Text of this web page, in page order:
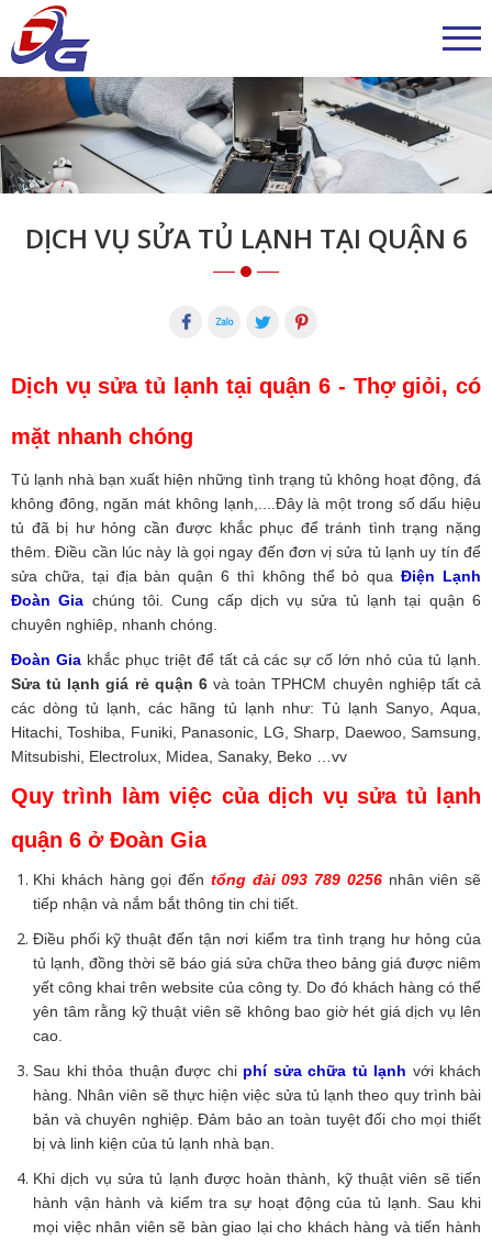
DỊCH VỤ SỬA TỦ LẠNH TẠI QUẬN 6
Dịch vụ sửa tủ lạnh tại quận 6 - Thợ giỏi, có
mặt nhanh chóng
Tủ lạnh nhà bạn xuất hiện những tình trạng tủ không hoạt động, đá
không đông, ngăn mát không lạnh,....Đây là một trong số dấu hiệu
tủ đã bị hư hỏng cần được khắc phục để tránh tình trạng nặng
thêm. Điều cần lúc này là gọi ngay đến đơn vị sửa tủ lạnh uy tín để
sửa chữa, tại địa bàn quận 6 thì không thể bỏ quaĐiện Lạnh
Đoàn Gia chúng tôi. Cung cấp dịch vụ sửa tủ lạnh tại quận 6
chuyên nghiêp, nhanh chóng.
Đoàn Gia khắc phục triệt để tất cả các sự cố lớn nhỏ của tủ lạnh.
Sửa tủ lạnh giá rẻ quận 6và toàn TPHCM chuyên nghiệp tất cả
các dòng tủ lạnh, các hãng tủ lạnh như: Tủ lạnh Sanyo, Aqua,
Hitachi, Toshiba, Funiki, Panasonic, LG, Sharp, Daewoo, Samsung,
Mitsubishi, Electrolux, Midea, Sanaky, Beko …vv
Quy trình làm việc của dịch vụ sửa tủ lạnh
quận 6 ở Đoàn Gia
Khi khách hàng gọi đến tổng đài 093 789 0256nhân viên sẽ
tiếp nhận và nắm bắt thông tin chi tiết.
Điều phối kỹ thuật đến tận nơi kiểm tra tình trạng hư hỏng của
tủ lạnh, đồng thời sẽ báo giá sửa chữa theo bảng giá được niêm
yết công khai trên website của công ty. Do đó khách hàng có thể
yên tâm rằng kỹ thuật viên sẽ không bao giờ hét giá dịch vụ lên
cao.
Sau khi thỏa thuận được chi phí sửa chữa tủ lạnh với khách
hàng. Nhân viên sẽ thực hiện việc sửa tủ lạnh theo quy trình bài
bản và chuyên nghiệp. Đảm bảo an toàn tuyệt đối cho mọi thiết
bị và linh kiện của tủ lạnh nhà bạn.
Khi dịch vụ sửa tủ lạnh được hoàn thành, kỹ thuật viên sẽ tiến
hành vận hành và kiểm tra sự hoạt động của tủ lạnh. Sau khi
mọi việc nhân viên sẽ bàn giao lại cho khách hàng và tiến hành